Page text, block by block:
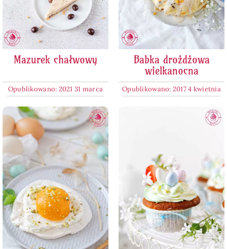
Mazurek chałwowy
Opublikowano: 2021 31 marca
Babka drożdżowa
wielkanocna
Opublikowano: 2017 4 kwietnia